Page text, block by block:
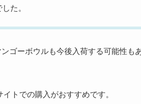
た。
ゴーボウルも今後入荷する可能性も
トでの購入がおすすめです。